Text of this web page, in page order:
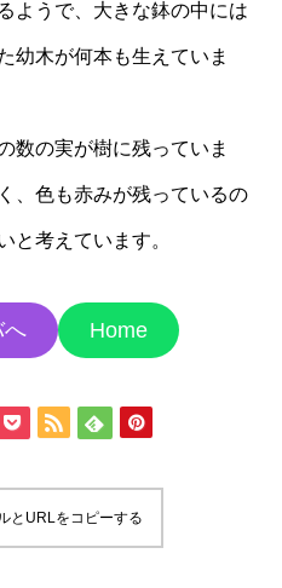
ようで、大きな鉢の中には
幼木が何本も生えていま
数の実が樹に残っていま
、色も赤みが残っているの
と考えています。
へ Home
とURLをコピーする